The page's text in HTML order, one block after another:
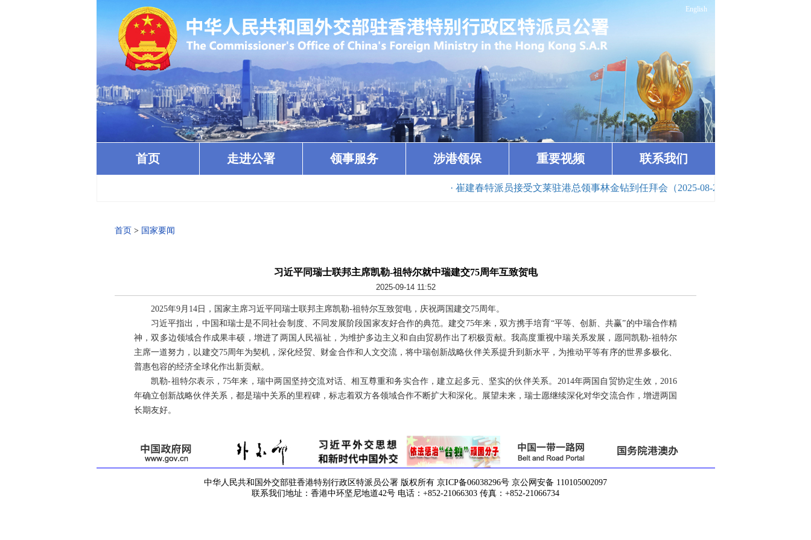
English
首页 走进公署 领事服务 涉港领保 重要视频 联系我们
· 崔建春特派员接受文莱驻港总领事林金钻到任拜会（2025-08-29）
首页 > 国家要闻
习近平同瑞士联邦主席凯勒-祖特尔就中瑞建交75周年互致贺电
2025-09-14 11:52
2025年9月14日，国家主席习近平同瑞士联邦主席凯勒-祖特尔互致贺电，庆祝两国建交75周年。
习近平指出，中国和瑞士是不同社会制度、不同发展阶段国家友好合作的典范。建交75年来，双方携手培育“平等、创新、共赢”的中瑞合作精
神，双多边领域合作成果丰硕，增进了两国人民福祉，为维护多边主义和自由贸易作出了积极贡献。我高度重视中瑞关系发展，愿同凯勒-祖特尔
主席一道努力，以建交75周年为契机，深化经贸、财金合作和人文交流，将中瑞创新战略伙伴关系提升到新水平，为推动平等有序的世界多极化、
普惠包容的经济全球化作出新贡献。
凯勒-祖特尔表示，75年来，瑞中两国坚持交流对话、相互尊重和务实合作，建立起多元、坚实的伙伴关系。2014年两国自贸协定生效，2016
年确立创新战略伙伴关系，都是瑞中关系的里程碑，标志着双方各领域合作不断扩大和深化。展望未来，瑞士愿继续深化对华交流合作，增进两国
长期友好。
中华人民共和国外交部驻香港特别行政区特派员公署 版权所有 京ICP备06038296号 京公网安备 110105002097
联系我们地址：香港中环坚尼地道42号 电话：+852-21066303 传真：+852-21066734